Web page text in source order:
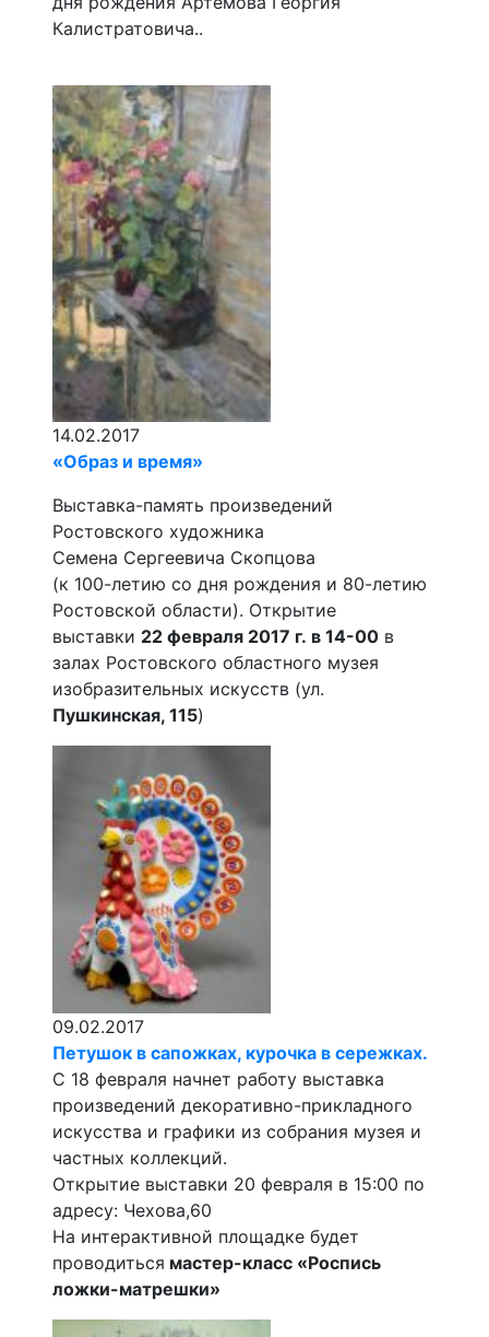
Калистратовича..
14.02.2017
«Образ и время»
Выставка-память произведений
Ростовского художника
Семена Сергеевича Скопцова
(к 100-летию со дня рождения и 80-летию
Ростовской области). Открытие
выставки 22 февраля 2017 г. в 14-00 в
залах Ростовского областного музея
изобразительных искусств (ул.
Пушкинская, 115)
09.02.2017
Петушок в сапожках, курочка в сережках.
С 18 февраля начнет работу выставка
произведений декоративно-прикладного
искусства и графики из собрания музея и
частных коллекций.
Открытие выставки 20 февраля в 15:00 по
адресу: Чехова,60
На интерактивной площадке будет
проводиться мастер-класс «Роспись
ложки-матрешки»